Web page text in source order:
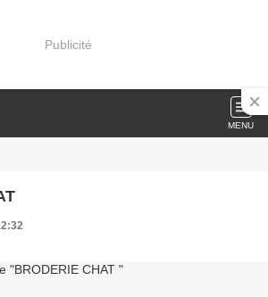
Publicité
MENU